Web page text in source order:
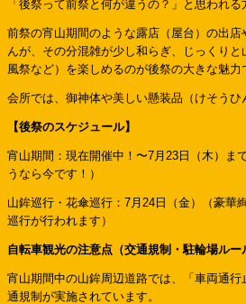
「後祭って前祭と何が違うの？」と思われる
前祭の宵山期間のような露店（屋台）の出
んが、その分混雑が少し和らぎ、じっくり
風祭など）を楽しめるのが後祭の大きな魅力
会所では、御神体や美しい懸装品（けそう
【後祭のスケジュール】
宵山期間：現在開催中！〜7月23日（木）ま
うなら今です！）
山鉾巡行・花傘巡行：7月24日（金）（豪華
巡行が行われます）
自転車観光の注意点（交通規制・駐輪場ルー
宵山期間中の山鉾周辺道路では、「車両通
通規制が実施されています。